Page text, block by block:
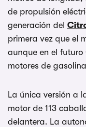
de propulsión
generación del
primera vez que el
aunque en el
motores de
La única versión a
motor de 113
delantera. La